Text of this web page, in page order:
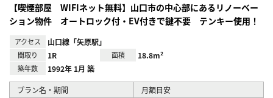
【喫煙部屋 WIFIネット無料】山口市の中心部にあるリノーベー
ション物件 オートロック付・EV付きで鍵不要 テンキー使用！
アクセス 山口線「矢原駅」
間取り 1R 面積 18.8m²
築年数 1992年 1月 築
プラン名・期間 月額目安